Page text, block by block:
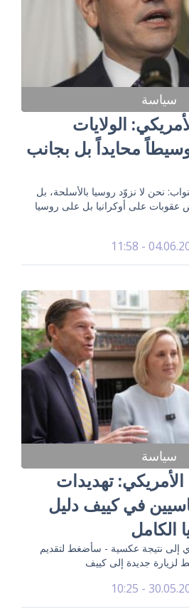
سياسة
الولايات
محايداً بل بجانب
نحن لا نزوّد روسيا بالأسلحة، بل
عقوبات على أوكرانيا بل على روسيا
04.06.2026 -
سياسة
تهديدات
في كييف دليل
الكامل
إلى نتيجة عكسية - سأضغط لتقديم
لزيارة جديدة إلى كييف
30.05.2026 -